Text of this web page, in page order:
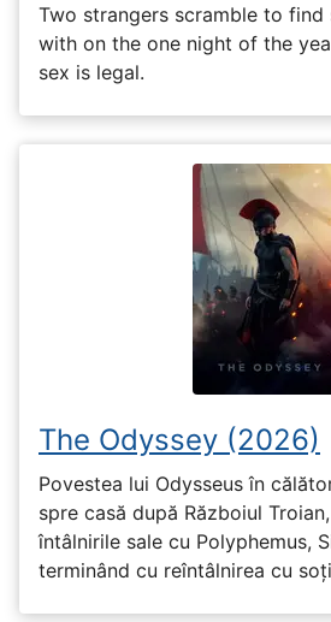
Two strangers scramble to find
with on the one night of the
sex is legal.
The Odyssey (2026)
Povestea lui Odysseus în
spre casă după Războiul
întâlnirile sale cu Polyphemus,
terminând cu reîntâlnirea cu